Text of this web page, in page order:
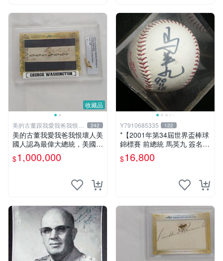
收藏品
美的古董跟我愛我爸我恨壞
人
242
美的古董我愛我爸我恨壞人美
國人認為最偉大總統，美國國
父、南北戰爭、多國二次世界
大戰，Leaf出的世界各國偉人
$1,000,000
Y7910685335 122
*【2001年第34屆世界盃棒球
錦標賽 前總統 馬英九 簽名
球】 應箎堂
$16,800